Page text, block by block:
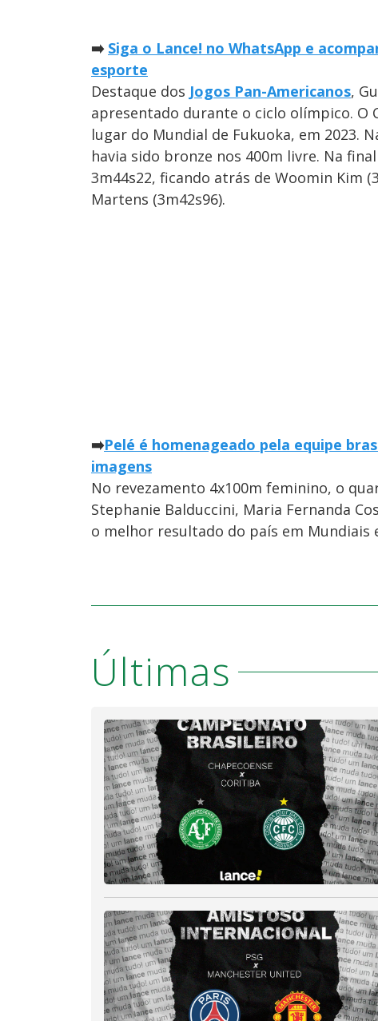
➡️ Siga o Lance! no WhatsApp e
esporte
Destaque dos Jogos Pan-Americanos,
apresentado durante o ciclo olímpico. O
lugar do Mundial de Fukuoka, em 2023.
havia sido bronze nos 400m livre. Na
3m44s22, ficando atrás de Woomin Kim
Martens (3m42s96).
➡️Pelé é homenageado pela equipe
imagens
No revezamento 4x100m feminino, o
Stephanie Balduccini, Maria Fernanda
o melhor resultado do país em Mundiais
Últimas